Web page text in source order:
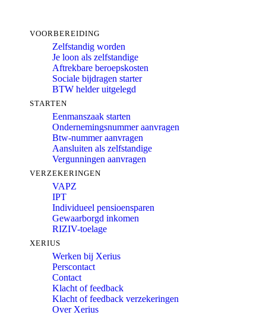
VOORBEREIDING
Zelfstandig worden
Je loon als zelfstandige
Aftrekbare beroepskosten
Sociale bijdragen starter
BTW helder uitgelegd
STARTEN
Eenmanszaak starten
Ondernemingsnummer aanvragen
Btw-nummer aanvragen
Aansluiten als zelfstandige
Vergunningen aanvragen
VERZEKERINGEN
VAPZ
IPT
Individueel pensioensparen
Gewaarborgd inkomen
RIZIV-toelage
XERIUS
Werken bij Xerius
Perscontact
Contact
Klacht of feedback
Klacht of feedback verzekeringen
Over Xerius